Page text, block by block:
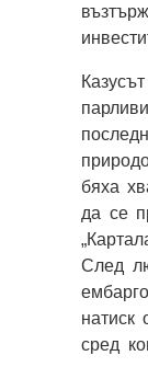
бяха
да се
След
натиск
сред